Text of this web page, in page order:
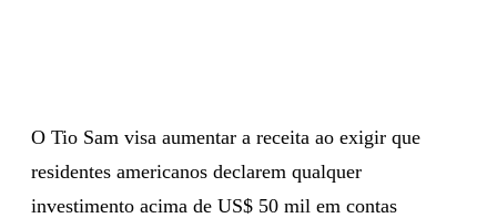
O Tio Sam visa aumentar a receita ao exigir que
residentes americanos declarem qualquer
investimento acima de US$ 50 mil em contas